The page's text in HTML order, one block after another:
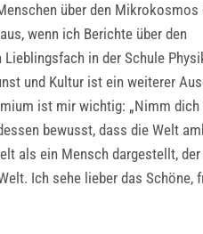
über den Mikrokosmos
wenn ich Berichte über den
in der Schule
und Kultur ist ein weiterer
ist mir wichtig: „Nimm
bewusst, dass die Welt
als ein Mensch dargestellt,
Ich sehe lieber das Schöne,